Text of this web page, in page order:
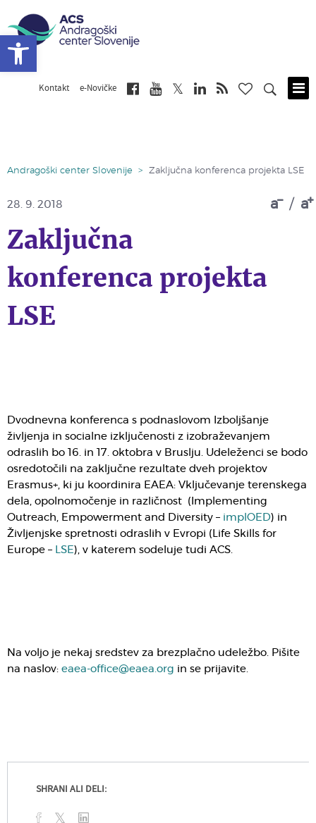
Kontakt e-Novičke
Andragoški center Slovenije > Zaključna konferenca projekta LSE
a / a
28. 9. 2018
Zaključna
konferenca projekta
LSE
Dvodnevna konferenca s podnaslovom Izboljšanje
življenja in socialne izključenosti z izobraževanjem
odraslih bo 16. in 17. oktobra v Bruslju. Udeleženci se bodo
osredotočili na zaključne rezultate dveh projektov
Erasmus+, ki ju koordinira EAEA: Vključevanje terenskega
dela, opolnomočenje in različnost (Implementing
Outreach, Empowerment and Diversity – implOED) in
Življenjske spretnosti odraslih v Evropi (Life Skills for
Europe – LSE), v katerem sodeluje tudi ACS.
Na voljo je nekaj sredstev za brezplačno udeležbo. Pišite
na naslov: eaea-office@eaea.org in se prijavite.
SHRANI ALI DELI:
Open toolbar